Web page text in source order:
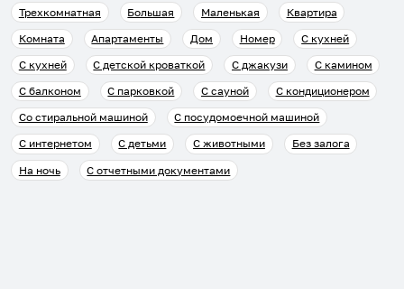
Трехкомнатная
Большая Маленькая
Квартира
Комната
Апартаменты Дом Номер
С кухней
С кухней
С детской кроваткой С джакузи
С камином
С балконом
С парковкой С сауной
С кондиционером
Со стиральной машиной
С посудомоечной машиной
С интернетом
С детьми С животными
Без залога
На ночь
С отчетными документами